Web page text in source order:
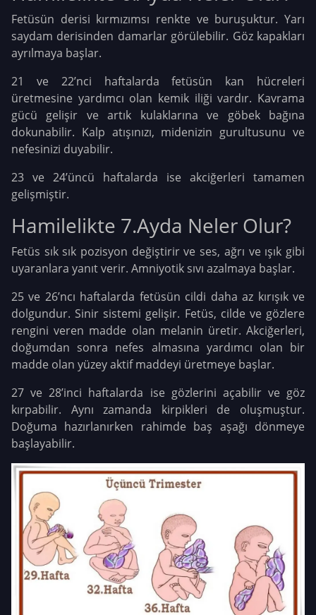
Fetüsün derisi kırmızımsı renkte ve buruşuktur. Yarı
saydam derisinden damarlar görülebilir. Göz kapakları
ayrılmaya başlar.
21 ve 22’nci haftalarda fetüsün kan hücreleri
üretmesine yardımcı olan kemik iliği vardır. Kavrama
gücü gelişir ve artık kulaklarına ve göbek bağına
dokunabilir. Kalp atışınızı, midenizin gurultusunu ve
nefesinizi duyabilir.
23 ve 24’üncü haftalarda ise akciğerleri tamamen
gelişmiştir.
Hamilelikte 7.Ayda Neler Olur?
Fetüs sık sık pozisyon değiştirir ve ses, ağrı ve ışık gibi
uyaranlara yanıt verir. Amniyotik sıvı azalmaya başlar.
25 ve 26’ncı haftalarda fetüsün cildi daha az kırışık ve
dolgundur. Sinir sistemi gelişir. Fetüs, cilde ve gözlere
rengini veren madde olan melanin üretir. Akciğerleri,
doğumdan sonra nefes almasına yardımcı olan bir
madde olan yüzey aktif maddeyi üretmeye başlar.
27 ve 28’inci haftalarda ise gözlerini açabilir ve göz
kırpabilir. Aynı zamanda kirpikleri de oluşmuştur.
Doğuma hazırlanırken rahimde baş aşağı dönmeye
başlayabilir.